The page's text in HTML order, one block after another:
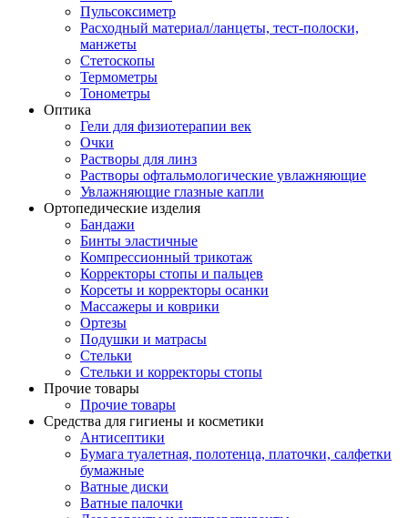
Пульсоксиметр
Расходный материал/ланцеты, тест-полоски,
манжеты
Стетоскопы
Термометры
Тонометры
Оптика
Гели для физиотерапии век
Очки
Растворы для линз
Растворы офтальмологические увлажняющие
Увлажняющие глазные капли
Ортопедические изделия
Бандажи
Бинты эластичные
Компрессионный трикотаж
Корректоры стопы и пальцев
Корсеты и корректоры осанки
Массажеры и коврики
Ортезы
Подушки и матрасы
Стельки
Стельки и корректоры стопы
Прочие товары
Прочие товары
Средства для гигиены и косметики
Антисептики
Бумага туалетная, полотенца, платочки, салфетки
бумажные
Ватные диски
Ватные палочки